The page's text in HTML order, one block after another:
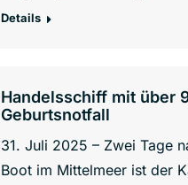
Details
Handelsschiff mit über
Geburtsnotfall
31. Juli 2025 – Zwei Tage
Boot im Mittelmeer ist der